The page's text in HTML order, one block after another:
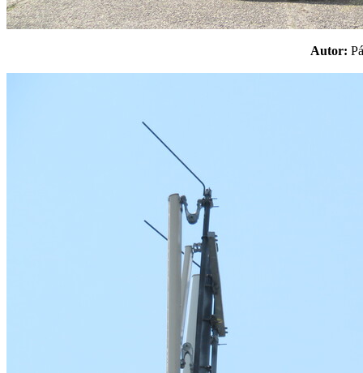
Autor: